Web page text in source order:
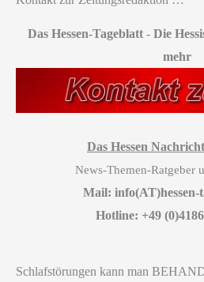
Das Hessen-Tageblatt - Die
mehr
Das Hessen
News-Themen-Ratgeber
Mail: info(AT)hessen-
Hotline: +49
Schlafstörungen kann man